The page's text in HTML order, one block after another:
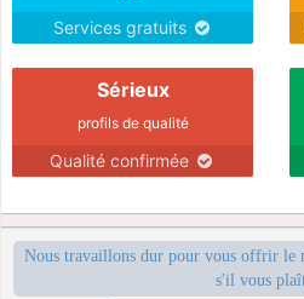
Services gratuits
Sérieux
profils de qualité
Qualité confirmée
Nous travaillons dur pour vous offrir le
s'il vous